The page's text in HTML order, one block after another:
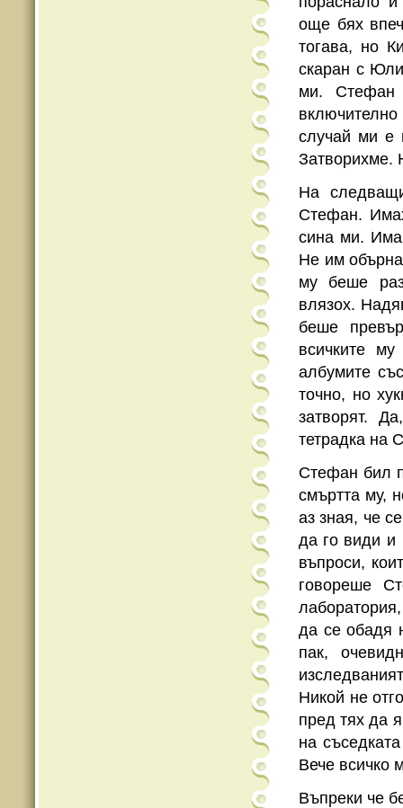
още бях
тогава, но
скаран с
ми. Стефан
случай ми е
Затворихме.
На
Стефан.
сина ми.
Не им
му беше
влязох.
беше
всичките
албумите
точно, но
затворят.
тетрадка на
Стефан бил
смъртта му,
аз зная, че
да го види и
въпроси,
говореше
да се обадя
пак,
Никой не
пред тях да
на
Вече всичко
Въпреки че